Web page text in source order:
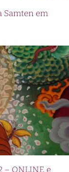
Samten em
– ONLINE e